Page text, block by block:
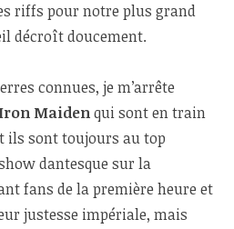
riffs pour notre plus grand
décroît doucement.
connues, je m’arrête
Iron Maidenqui sont en train
ils sont toujours au top
dantesque sur la
fans de la première heure et
justesse impériale, mais